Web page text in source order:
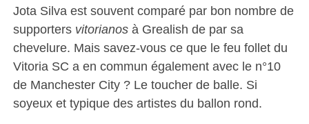
Jota Silva est souvent comparé par bon nombre de
supporters vitorianos à Grealish de par sa
chevelure. Mais savez-vous ce que le feu follet du
Vitoria SC a en commun également avec le n°10
de Manchester City ? Le toucher de balle. Si
soyeux et typique des artistes du ballon rond.